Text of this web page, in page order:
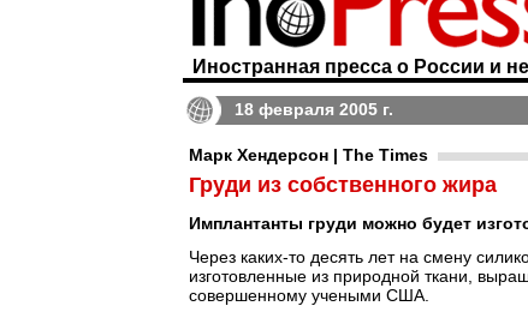
Иностранная пресса о России и
18 февраля 2005 г.
Марк Хендерсон | The Times
Груди из собственного жира
Имплантанты груди можно будет
Через каких-то десять лет на смену
изготовленные из природной ткани,
совершенному учеными США.